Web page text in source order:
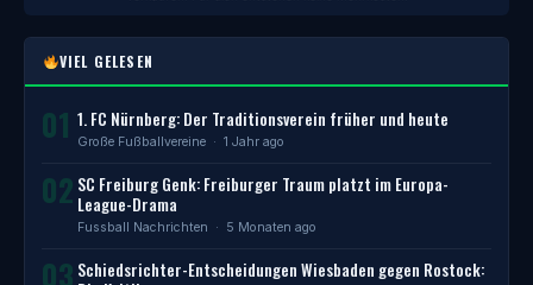
VIEL GELESEN
01 1. FC Nürnberg: Der Traditionsverein früher und heute
Große Fußballvereine · 1 Jahr ago
02 SC Freiburg Genk: Freiburger Traum platzt im Europa-
League-Drama
Fussball Nachrichten · 5 Monaten ago
03 Schiedsrichter-Entscheidungen Wiesbaden gegen Rostock: